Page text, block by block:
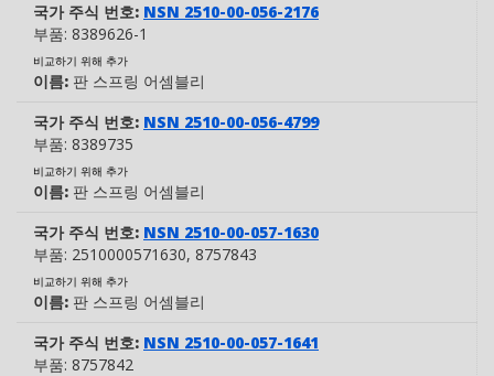
국가 주식 번호: NSN 2510-00-056-2176
부품: 8389626-1
비교하기 위해 추가
이름: 판 스프링 어셈블리
국가 주식 번호: NSN 2510-00-056-4799
부품: 8389735
비교하기 위해 추가
이름: 판 스프링 어셈블리
국가 주식 번호: NSN 2510-00-057-1630
부품: 2510000571630, 8757843
비교하기 위해 추가
이름: 판 스프링 어셈블리
국가 주식 번호: NSN 2510-00-057-1641
부품: 8757842